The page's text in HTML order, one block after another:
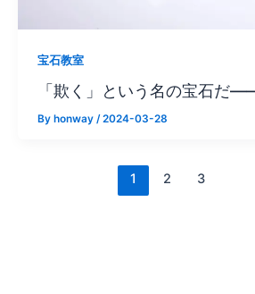
宝石教室
「欺く」という名の宝石だ
By honway /2024-03-28
1 2 3